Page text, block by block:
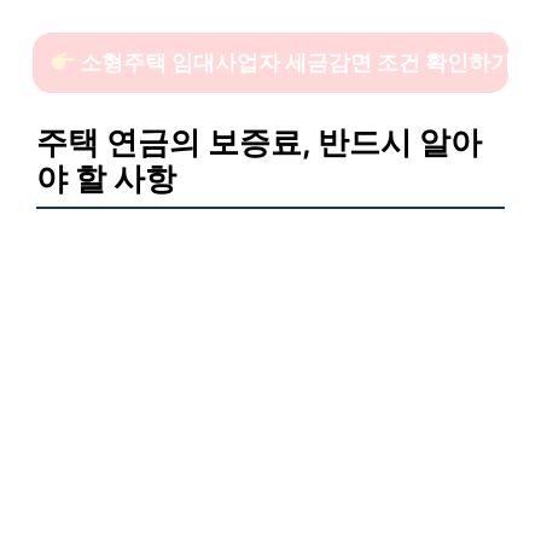
소형주택 임대사업자 세금감면 조건 확인하기
주택 연금의 보증료, 반드시 알아
야 할 사항